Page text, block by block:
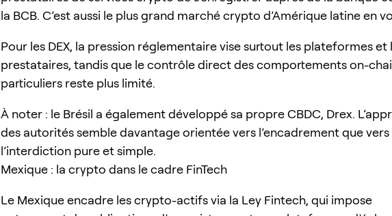
la BCB. C’est aussi le plus grand marché crypto d’Amérique latine en
Pour les DEX, la pression réglementaire vise surtout les plateformes et
prestataires, tandis que le contrôle direct des comportements on-
particuliers reste plus limité.
À noter : le Brésil a également développé sa propre CBDC, Drex.
des autorités semble davantage orientée vers l’encadrement que vers
l’interdiction pure et simple.
Mexique : la crypto dans le cadre FinTech
Le Mexique encadre les crypto-actifs via la Ley Fintech, qui impose